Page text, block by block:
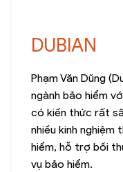
DUBIAN
Phạm Văn Dũng
ngành bảo hiểm
có kiến thức rất
nhiều kinh
hiểm, hỗ trợ bồi
vụ bảo hiểm.